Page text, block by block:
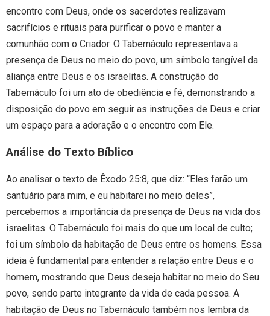
encontro com Deus, onde os sacerdotes realizavam
sacrifícios e rituais para purificar o povo e manter a
comunhão com o Criador. O Tabernáculo representava a
presença de Deus no meio do povo, um símbolo tangível da
aliança entre Deus e os israelitas. A construção do
Tabernáculo foi um ato de obediência e fé, demonstrando a
disposição do povo em seguir as instruções de Deus e criar
um espaço para a adoração e o encontro com Ele.
Análise do Texto Bíblico
Ao analisar o texto de Êxodo 25:8, que diz: “Eles farão um
santuário para mim, e eu habitarei no meio deles”,
percebemos a importância da presença de Deus na vida dos
israelitas. O Tabernáculo foi mais do que um local de culto;
foi um símbolo da habitação de Deus entre os homens. Essa
ideia é fundamental para entender a relação entre Deus e o
homem, mostrando que Deus deseja habitar no meio do Seu
povo, sendo parte integrante da vida de cada pessoa. A
habitação de Deus no Tabernáculo também nos lembra da